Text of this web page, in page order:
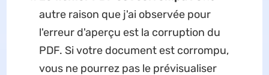
autre raison que j'ai observée pour
l'erreur d'aperçu est la corruption du
PDF. Si votre document est corrompu,
vous ne pourrez pas le prévisualiser